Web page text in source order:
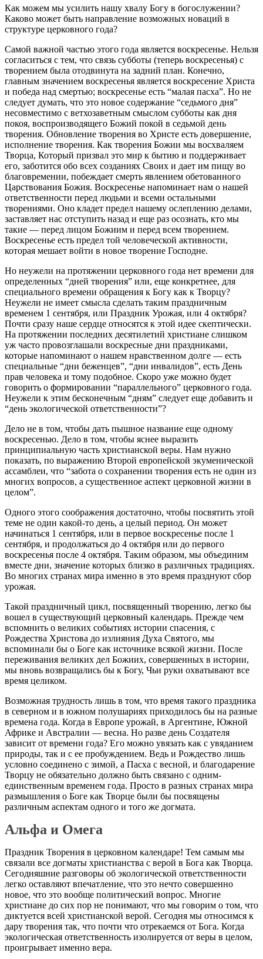
Как можем мы усилить нашу хвалу Богу в богослужении?
Каково может быть направление возможных новаций в
структуре церковного года?
Самой важной частью этого года является воскресенье. Нельзя
согласиться с тем, что связь субботы (теперь воскресенья) с
творением была отодвинута на задний план. Конечно,
главным значением воскресенья является воскресение Христа
и победа над смертью; воскресенье есть “малая пасха”. Но не
следует думать, что это новое содержание “седьмого дня”
несовместимо с ветхозаветным смыслом субботы как дня
покоя, воспроизводящего Божий покой в седьмой день
творения. Обновление творения во Христе есть довершение,
исполнение творения. Как творения Божии мы восхваляем
Творца, Который призвал это мир к бытию и поддерживает
его, заботится обо всех созданиях Своих и дает им пищу во
благовремении, побеждает смерть явлением обетованного
Царствования Божия. Воскресенье напоминает нам о нашей
ответственности перед людьми и всеми остальными
творениями. Оно кладет предел нашему ослеплению делами,
заставляет нас отступить назад и еще раз осознать, кто мы
такие — перед лицом Божиим и перед всем творением.
Воскресенье есть предел той человеческой активности,
которая мешает войти в новое творение Господне.
Но неужели на протяжении церковного года нет времени для
определенных “дней творения” или, еще конкретнее, для
специального времени обращения к Богу как к Творцу?
Неужели не имеет смысла сделать таким праздничным
временем 1 сентября, или Праздник Урожая, или 4 октября?
Почти сразу наше сердце относятся к этой идее скептически.
На протяжении последних десятилетий христиане слишком
уж часто провозглашали воскресные дни праздниками,
которые напоминают о нашем нравственном долге — есть
специальные “дни беженцев”, “дни инвалидов”, есть День
прав человека и тому подобное. Скоро уже можно будет
говорить о формировании “параллельного” церковного года.
Неужели к этим бесконечным “дням” следует еще добавить и
“день экологической ответственности”?
Дело не в том, чтобы дать пышное название еще одному
воскресенью. Дело в том, чтобы яснее выразить
принципиальную часть христианской веры. Нам нужно
показать, по выражению Второй европейской экуменической
ассамблеи, что “забота о сохранении творения есть не один из
многих вопросов, а существенное аспект церковной жизни в
целом”.
Одного этого соображения достаточно, чтобы посвятить этой
теме не один какой-то день, а целый период. Он может
начинаться 1 сентября, или в первое воскресенье после 1
сентября, и продолжаться до 4 октября или до первого
воскресенья после 4 октября. Таким образом, мы объединим
вместе дни, значение которых близко в различных традициях.
Во многих странах мира именно в это время празднуют сбор
урожая.
Такой праздничный цикл, посвященный творению, легко бы
вошел в существующий церковный календарь. Прежде чем
вспомнить о великих событиях истории спасения, с
Рождества Христова до излияния Духа Святого, мы
вспоминали бы о Боге как источнике всякой жизни. После
переживания великих дел Божиих, совершенных в истории,
мы вновь возвращались бы к Богу, Чьи руки охватывают все
время целиком.
Возможная трудность лишь в том, что время такого праздника
в северном и в южном полушариях приходилось бы на разные
времена года. Когда в Европе урожай, в Аргентине, Южной
Африке и Австралии — весна. Но разве день Создателя
зависит от времени года? Его можно увязать как с увяданием
природы, так и с ее пробуждением. Ведь и Рождество лишь
условно соединено с зимой, а Пасха с весной, и благодарение
Творцу не обязательно должно быть связано с одним-
единственным временем года. Просто в разных странах мира
размышления о Боге как Творце были бы посвящены
различным аспектам одного и того же догмата.
Альфа и Омега
Праздник Творения в церковном календаре! Тем самым мы
связали все догматы христианства с верой в Бога как Творца.
Сегодняшние разговоры об экологической ответственности
легко оставляют впечатление, что это нечто совершенно
новое, что это вообще политический вопрос. Многие
христиане до сих пор не понимают, что мы говорим о том, что
диктуется всей христианской верой. Сегодня мы относимся к
дару творения так, что почти что отрекаемся от Бога. Когда
экологическая ответственность изолируется от веры в целом,
проигрывает именно вера.